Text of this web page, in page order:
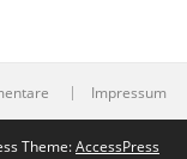
Impressum
Theme:AccessPress